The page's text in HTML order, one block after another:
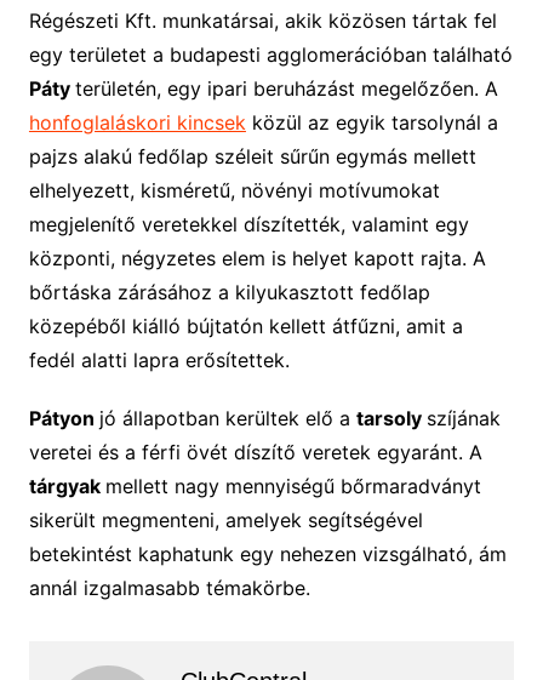
Régészeti Kft. munkatársai, akik közösen tártak fel
egy területet a budapesti agglomerációban található
Páty területén, egy ipari beruházást megelőzően. A
honfoglaláskori kincsekközül az egyik tarsolynál a
pajzs alakú fedőlap széleit sűrűn egymás mellett
elhelyezett, kisméretű, növényi motívumokat
megjelenítő veretekkel díszítették, valamint egy
központi, négyzetes elem is helyet kapott rajta. A
bőrtáska zárásához a kilyukasztott fedőlap
közepéből kiálló bújtatón kellett átfűzni, amit a
fedél alatti lapra erősítettek.
Pátyon jó állapotban kerültek elő a tarsoly szíjának
veretei és a férfi övét díszítő veretek egyaránt. A
tárgyak mellett nagy mennyiségű bőrmaradványt
sikerült megmenteni, amelyek segítségével
betekintést kaphatunk egy nehezen vizsgálható, ám
annál izgalmasabb témakörbe.